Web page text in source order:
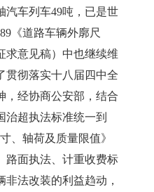
汽车列车49吨，已是世
《道路车辆外廓尺
求意见稿）中也继续维
贯彻落实十八届四中全
，经协商公安部，结合
治超执法标准统一到
、轴荷及质量限值》
路面执法、计重收费标
法改装的利益趋动，